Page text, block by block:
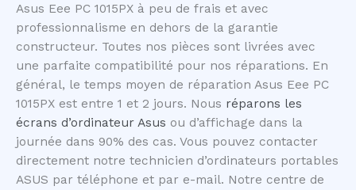
Asus Eee PC 1015PX à peu de frais et avec
professionnalisme en dehors de la garantie
constructeur. Toutes nos pièces sont livrées avec
une parfaite compatibilité pour nos réparations. En
général, le temps moyen de réparation Asus Eee PC
1015PX est entre 1 et 2 jours. Nous réparons les
écrans d’ordinateur Asus ou d’affichage dans la
journée dans 90% des cas. Vous pouvez contacter
directement notre technicien d’ordinateurs portables
ASUS par téléphone et par e-mail. Notre centre de